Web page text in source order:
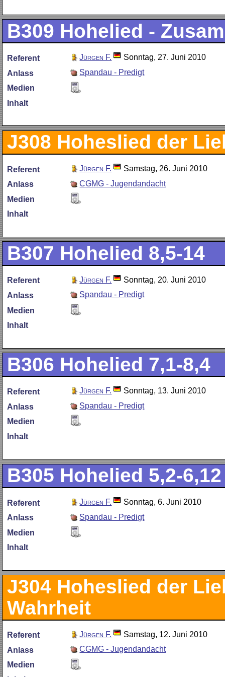
B309 Hohelied -
Referent Jürgen F.
Sonntag, 27. Juni 2010
Anlass
Spandau - Predigt
Medien
Inhalt
J308 Hoheslied der
Referent Jürgen F.
Samstag, 26. Juni 2010
Anlass
CGMG - Jugendandacht
Medien
Inhalt
B307 Hohelied 8,5-14
Referent Jürgen F.
Sonntag, 20. Juni 2010
Anlass
Spandau - Predigt
Medien
Inhalt
B306 Hohelied 7,1-8,4
Referent Jürgen F.
Sonntag, 13. Juni 2010
Anlass
Spandau - Predigt
Medien
Inhalt
B305 Hohelied 5,2-6,12
Referent Jürgen F.
Sonntag, 6. Juni 2010
Anlass
Spandau - Predigt
Medien
Inhalt
J304 Hoheslied der
Wahrheit
Referent Jürgen F.
Samstag, 12. Juni 2010
Anlass
CGMG - Jugendandacht
Medien